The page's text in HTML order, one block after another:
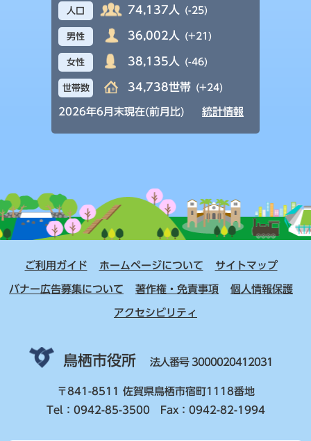
人口 74,137人 (-25)
男性 36,002人 (+21)
女性 38,135人 (-46)
世帯数 34,738世帯 (+24)
2026年6月末現在(前月比) 統計情報
ご利用ガイド ホームページについて サイトマップ
バナー広告募集について 著作権・免責事項 個人情報保護
アクセシビリティ
鳥栖市役所 法人番号 3000020412031
〒841-8511 佐賀県鳥栖市宿町1118番地
Tel：0942-85-3500 Fax：0942-82-1994